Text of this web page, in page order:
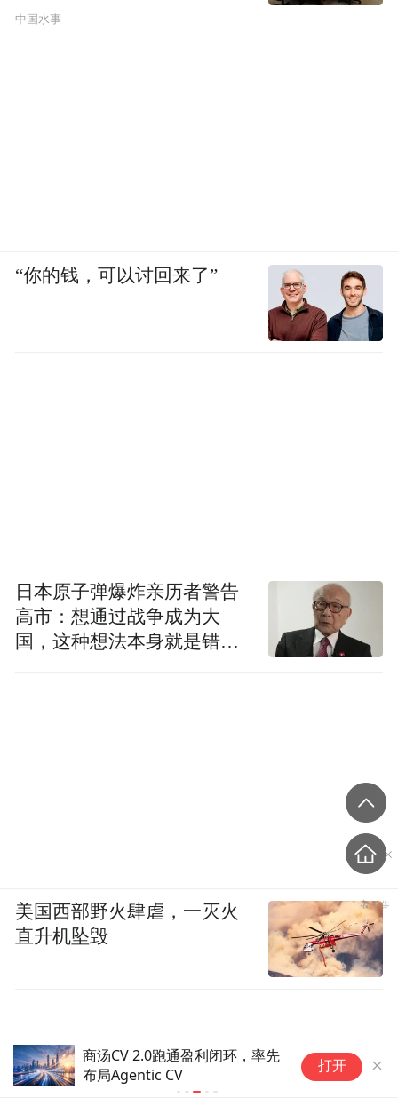
服务200余家头部客户，三峡星
以AI原生应用打通产业智能化
打开
中国水事
“你的钱，可以讨回来了”
日本原子弹爆炸亲历者警告
高市：想通过战争成为大
国，这种想法本身就是错误
美国西部野火肆虐，一灭火
直升机坠毁